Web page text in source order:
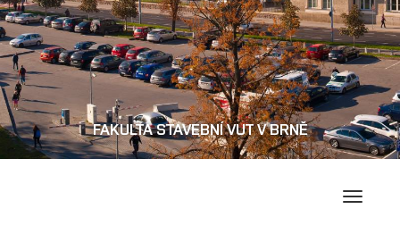
FAKULTA STAVEBNÍ VUT V BRNĚ